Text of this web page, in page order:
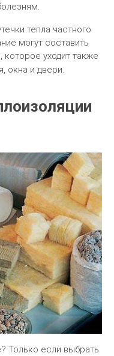
тепла частного
могут составить
которое уходит также
окна и двери.
Только если выбрать